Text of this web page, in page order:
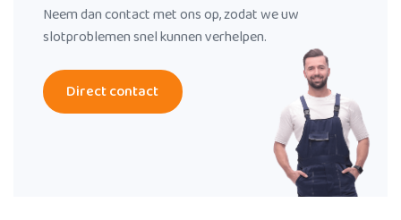
Neem dan contact met ons op, zodat we uw
slotproblemen snel kunnen verhelpen.
Direct contact